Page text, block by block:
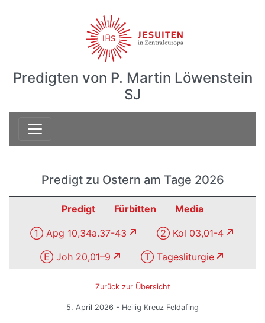
Predigten von P. Martin Löwenstein
SJ
Predigt zu Ostern am Tage 2026
Predigt Fürbitten Media
① Apg 10,34a.37-43
② Kol 03,01-4
Ⓔ Joh 20,01–9
Ⓣ Tagesliturgie
Zurück zur Übersicht
5. April 2026 - Heilig Kreuz Feldafing